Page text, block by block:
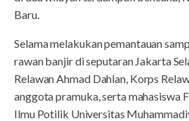
Baru.
Selama melakukan pemantauan
rawan banjir di seputaran Jakarta
Relawan Ahmad Dahlan, Korps
anggota pramuka, serta mahasiswa
Ilmu Potilik Universitas